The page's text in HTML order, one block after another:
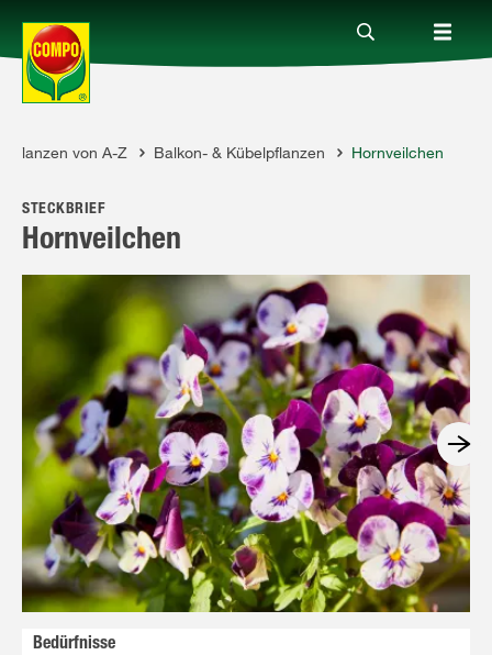
Produkte
Ratgeber
Themenwelten
Unternehmen
Pflanzen von A-Z Balkon- & Kübelpflanzen Hornveilchen
STECKBRIEF
Hornveilchen
Bedürfnisse